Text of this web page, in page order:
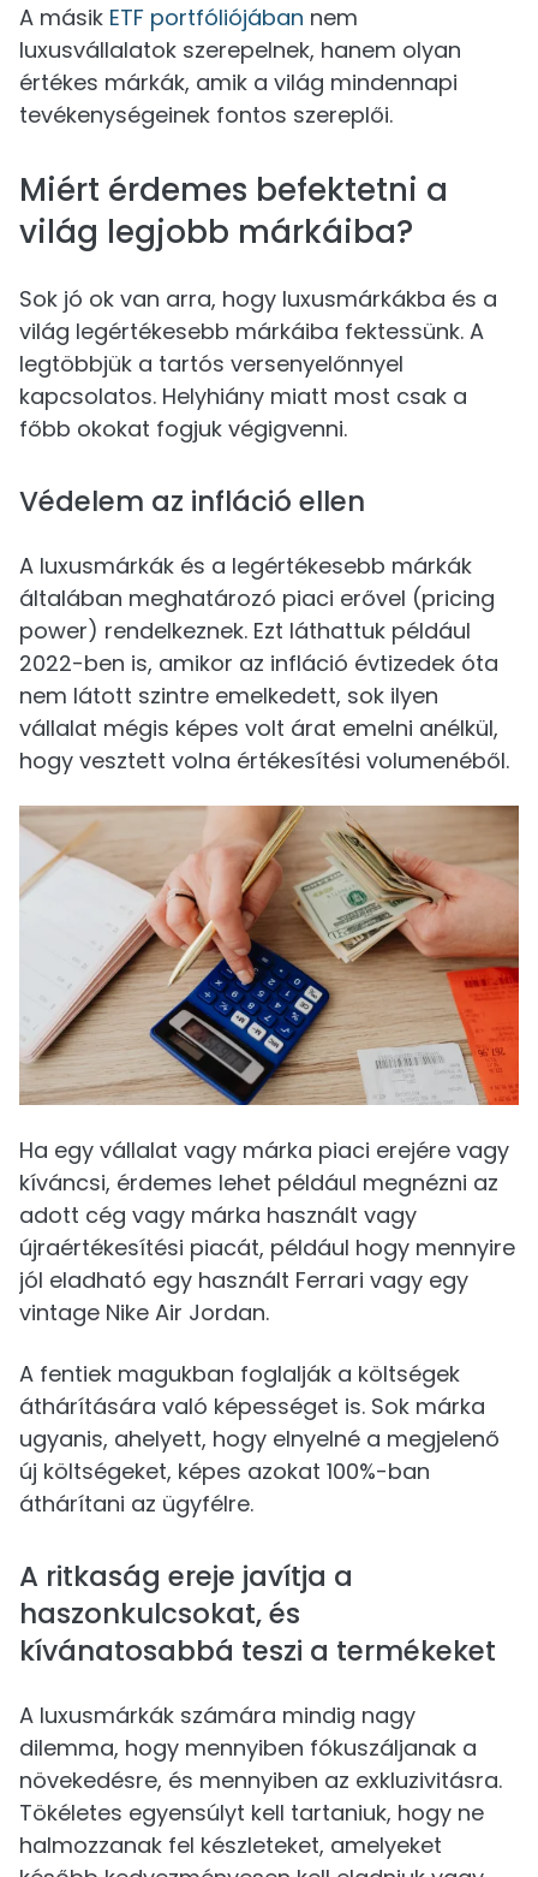
A másik ETF portfóliójában nem
luxusvállalatok szerepelnek, hanem olyan
értékes márkák, amik a világ mindennapi
tevékenységeinek fontos szereplői.
Miért érdemes befektetni a
világ legjobb márkáiba?
Sok jó ok van arra, hogy luxusmárkákba és a
világ legértékesebb márkáiba fektessünk. A
legtöbbjük a tartós versenyelőnnyel
kapcsolatos. Helyhiány miatt most csak a
főbb okokat fogjuk végigvenni.
Védelem az infláció ellen
A luxusmárkák és a legértékesebb márkák
általában meghatározó piaci erővel (pricing
power) rendelkeznek. Ezt láthattuk például
2022-ben is, amikor az infláció évtizedek óta
nem látott szintre emelkedett, sok ilyen
vállalat mégis képes volt árat emelni anélkül,
hogy vesztett volna értékesítési volumenéből.
Ha egy vállalat vagy márka piaci erejére vagy
kíváncsi, érdemes lehet például megnézni az
adott cég vagy márka használt vagy
újraértékesítési piacát, például hogy mennyire
jól eladható egy használt Ferrari vagy egy
vintage Nike Air Jordan.
A fentiek magukban foglalják a költségek
áthárítására való képességet is. Sok márka
ugyanis, ahelyett, hogy elnyelné a megjelenő
új költségeket, képes azokat 100%-ban
áthárítani az ügyfélre.
A ritkaság ereje javítja a
haszonkulcsokat, és
kívánatosabbá teszi a termékeket
A luxusmárkák számára mindig nagy
dilemma, hogy mennyiben fókuszáljanak a
növekedésre, és mennyiben az exkluzivitásra.
Tökéletes egyensúlyt kell tartaniuk, hogy ne
halmozzanak fel készleteket, amelyeket